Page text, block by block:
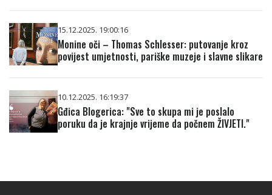
15.12.2025. 19:00:16
Monine oči – Thomas Schlesser: putovanje kroz
povijest umjetnosti, pariške muzeje i slavne slikare
10.12.2025. 16:19:37
Gđica Blogerica: "Sve to skupa mi je poslalo
poruku da je krajnje vrijeme da počnem ŽIVJETI."